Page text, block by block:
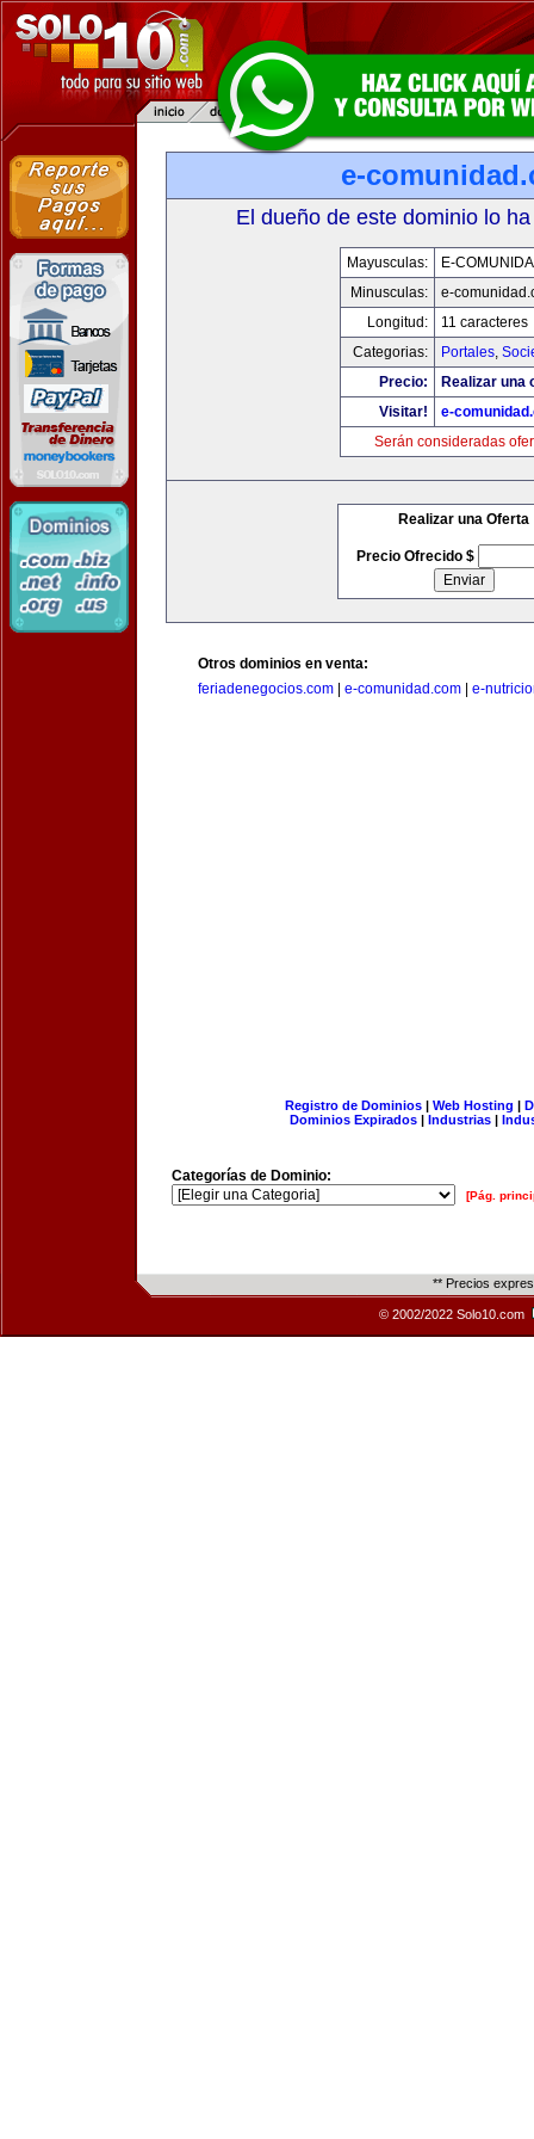
e-
El dueño de este dominio lo
Mayusculas:
E-
Minusculas:
e-
Longitud:
11 caracteres
Categorias:
Portales,
Precio:
Realizar una
Visitar!
e-
Serán consideradas
Realizar una Oferta
Precio Ofrecido $
Otros dominios en venta:
feriadenegocios.com
e-comunidad.com e-
Registro de Dominios| Web Hosting |
Dominios Expirados | Industrias |
Categorías de Dominio:
[Pág.
** Precios
© 2002/2022 Solo10.com